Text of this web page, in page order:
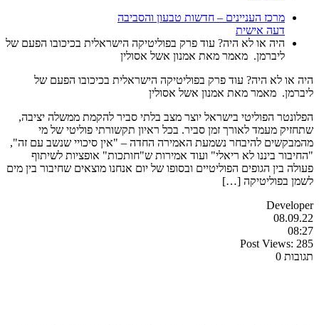
מרכז העניינים – חדשות טבעון והסביבה
דעה אישית
היה או לא היה? עוד פרק בפוליטיקה הישראלית בכיכובו הפעם של
ליברמן. מאמר מאת אמנון אשל אסולין
היה או לא היה? עוד פרק בפוליטיקה הישראלית בכיכובו הפעם של
ליברמן. מאמר מאת אמנון אשל אסולין
הפלונטר הפוליטי בישראל יוצר מצב בלתי סביר להקמת ממשלה יציבה,
שתחזיק מעמד לאורך זמן סביר. בכל ראיון תקשורתי פוליטי של מי
מהמבקשים להיבחר נשמעת האמירה החדה – "אין סיכויי שנשב עם זה",
"החיבור ביננו לא ריאלי" ועוד אמירות ש"חותכות" אופציות לשיתוף
פעולה בין הגופים הפוליטיים ובסופו של יום אנחנו מוצאים שחיבור בין מים
לשמן בפוליטיקה […]
Developer
08.09.22
08:27
Post Views: 285
תגובות 0